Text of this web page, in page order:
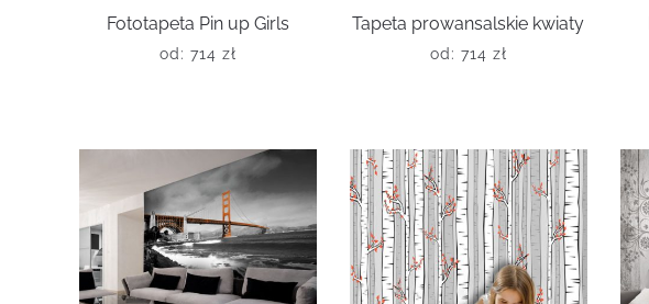
Fototapeta Pin up Girls
od: 714 zł
Tapeta prowansalskie kwiaty
od: 714 zł